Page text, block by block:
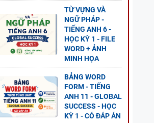
TỪ VỰNG VÀ
NGỮ PHÁP -
TIẾNG ANH 6 -
HỌC KỲ 1 - FILE
WORD + ẢNH
MINH HỌA
BẢNG WORD
FORM - TIẾNG
ANH 11 - GLOBAL
SUCCESS - HỌC
KỲ 1 - CÓ ĐÁP ÁN